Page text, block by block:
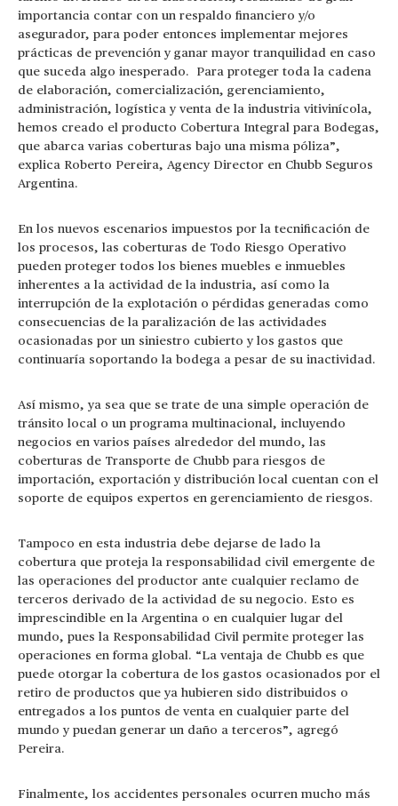
importancia contar con un respaldo financiero y/o
asegurador, para poder entonces implementar mejores
prácticas de prevención y ganar mayor tranquilidad en caso
que suceda algo inesperado. Para proteger toda la cadena
de elaboración, comercialización, gerenciamiento,
administración, logística y venta de la industria vitivinícola,
hemos creado el producto Cobertura Integral para Bodegas,
que abarca varias coberturas bajo una misma póliza”,
explica Roberto Pereira, Agency Director en Chubb Seguros
Argentina.
En los nuevos escenarios impuestos por la tecnificación de
los procesos, las coberturas de Todo Riesgo Operativo
pueden proteger todos los bienes muebles e inmuebles
inherentes a la actividad de la industria, así como la
interrupción de la explotación o pérdidas generadas como
consecuencias de la paralización de las actividades
ocasionadas por un siniestro cubierto y los gastos que
continuaría soportando la bodega a pesar de su inactividad.
Así mismo, ya sea que se trate de una simple operación de
tránsito local o un programa multinacional, incluyendo
negocios en varios países alrededor del mundo, las
coberturas de Transporte de Chubb para riesgos de
importación, exportación y distribución local cuentan con el
soporte de equipos expertos en gerenciamiento de riesgos.
Tampoco en esta industria debe dejarse de lado la
cobertura que proteja la responsabilidad civil emergente de
las operaciones del productor ante cualquier reclamo de
terceros derivado de la actividad de su negocio. Esto es
imprescindible en la Argentina o en cualquier lugar del
mundo, pues la Responsabilidad Civil permite proteger las
operaciones en forma global. “La ventaja de Chubb es que
puede otorgar la cobertura de los gastos ocasionados por el
retiro de productos que ya hubieren sido distribuidos o
entregados a los puntos de venta en cualquier parte del
mundo y puedan generar un daño a terceros”, agregó
Pereira.
Finalmente, los accidentes personales ocurren mucho más